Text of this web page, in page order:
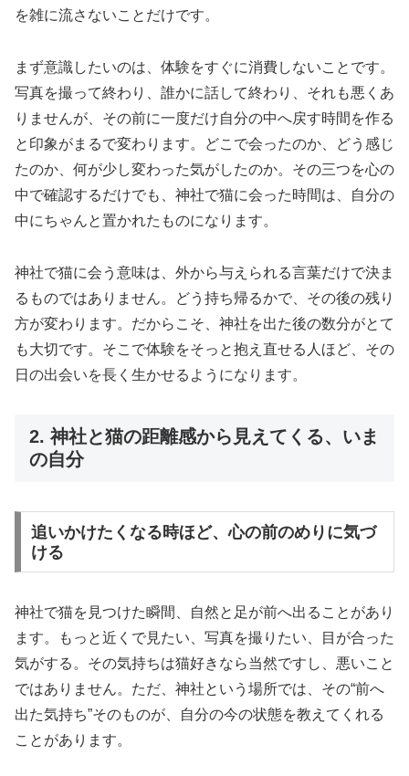
を雑に流さないことだけです。
まず意識したいのは、体験をすぐに消費しないことです。
写真を撮って終わり、誰かに話して終わり、それも悪くあ
りませんが、その前に一度だけ自分の中へ戻す時間を作る
と印象がまるで変わります。どこで会ったのか、どう感じ
たのか、何が少し変わった気がしたのか。その三つを心の
中で確認するだけでも、神社で猫に会った時間は、自分の
中にちゃんと置かれたものになります。
神社で猫に会う意味は、外から与えられる言葉だけで決ま
るものではありません。どう持ち帰るかで、その後の残り
方が変わります。だからこそ、神社を出た後の数分がとて
も大切です。そこで体験をそっと抱え直せる人ほど、その
日の出会いを長く生かせるようになります。
2. 神社と猫の距離感から見えてくる、いま
の自分
追いかけたくなる時ほど、心の前のめりに気づ
ける
神社で猫を見つけた瞬間、自然と足が前へ出ることがあり
ます。もっと近くで見たい、写真を撮りたい、目が合った
気がする。その気持ちは猫好きなら当然ですし、悪いこと
ではありません。ただ、神社という場所では、その“前へ
出た気持ち”そのものが、自分の今の状態を教えてくれる
ことがあります。